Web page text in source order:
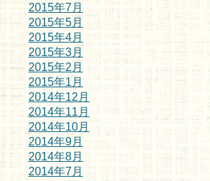
2015年7月
2015年5月
2015年4月
2015年3月
2015年2月
2015年1月
2014年12月
2014年11月
2014年10月
2014年9月
2014年8月
2014年7月